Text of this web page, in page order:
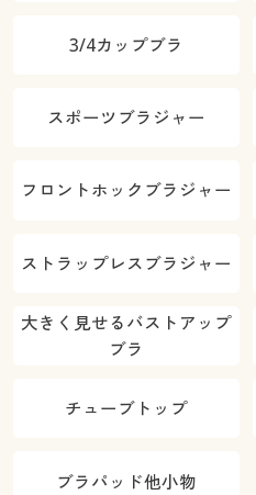
3/4カップブラ
スポーツブラジャー
フロントホックブラジャー
ストラップレスブラジャー
大きく見せるバストアップ
ブラ
チューブトップ
ブラパッド他小物